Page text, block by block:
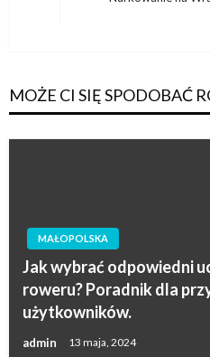
MOŻE CI SIĘ SPODOBAĆ
MAŁOPOLSKA
Jak wybrać odpowiedni
roweru? Poradnik dla
użytkowników.
admin 13 maja, 2024